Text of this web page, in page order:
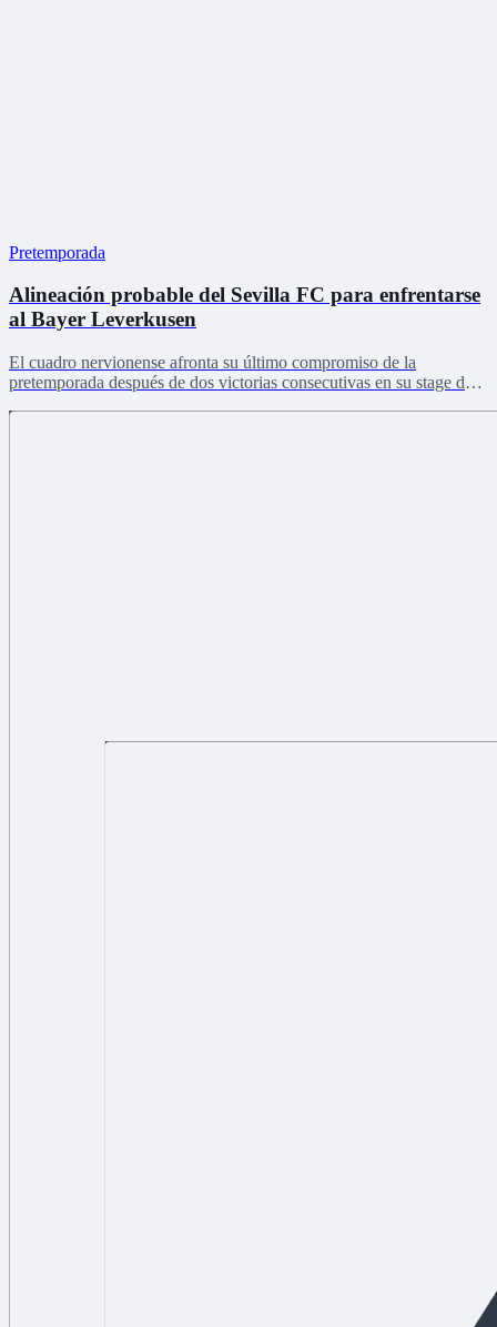
Pretemporada
Alineación probable del Sevilla FC para enfrentarse
al Bayer Leverkusen
El cuadro nervionense afronta su último compromiso de la
pretemporada después de dos victorias consecutivas en su stage de